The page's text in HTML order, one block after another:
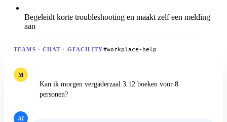
Begeleidt korte troubleshooting en maakt zelf een melding
aan
TEAMS · CHAT · GFACILITY#workplace-help
M
Kan ik morgen vergaderzaal 3.12 boeken voor 8
personen?
AI